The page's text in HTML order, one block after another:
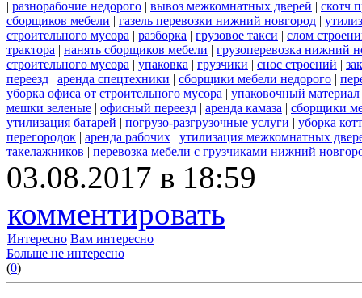
| разнорабочие недорого | вывоз межкомнатных дверей | скотч
сборщиков мебели | газель перевозки нижний новгород |
строительного мусора | разборка | грузовое такси | слом
трактора | нанять сборщиков мебели | грузоперевозка нижний
строительного мусора | упаковка | грузчики | снос строений |
переезд | аренда спецтехники | сборщики мебели недорого |
уборка офиса от строительного мусора | упаковочный материал
мешки зеленые | офисный переезд | аренда камаза | сборщики
утилизация батарей | погрузо-разгрузочные услуги | уборка
перегородок | аренда рабочих | утилизация межкомнатных
такелажников | перевозка мебели с грузчиками нижний
03.08.2017 в 18:59
комментировать
Интересно Вам интересно
Больше не интересно
(0)